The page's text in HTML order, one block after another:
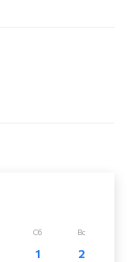
Сб Вс
1
2